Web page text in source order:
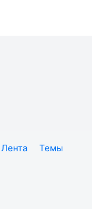
Лента
Темы